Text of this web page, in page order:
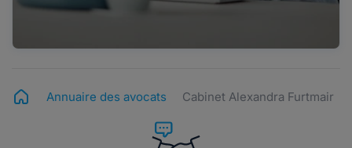
Annuaire des avocats Cabinet Alexandra Furtmair